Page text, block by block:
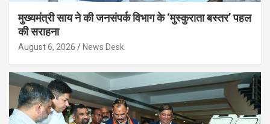
मुख्यमंत्री साय ने की जनसंपर्क विभाग के ‘मुस्कुराता बस्तर’ पहल
की सराहना
August 6, 2026 News Desk